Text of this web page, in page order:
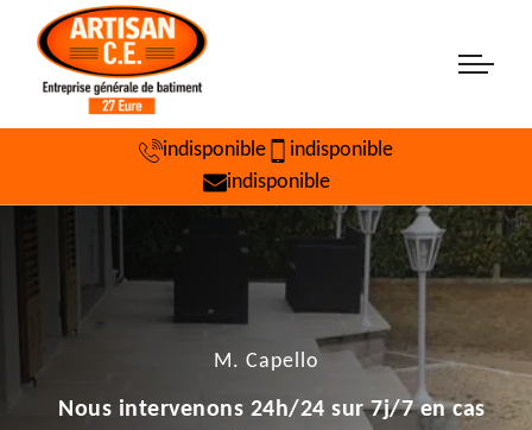
indisponible
indisponible
indisponible
M. Capello
Nous intervenons 24h/24 sur 7j/7 en cas